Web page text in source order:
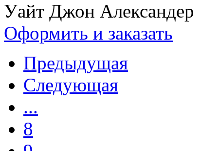
Уайт Джон Александер
Оформить и заказать
Предыдущая
Следующая
...
8